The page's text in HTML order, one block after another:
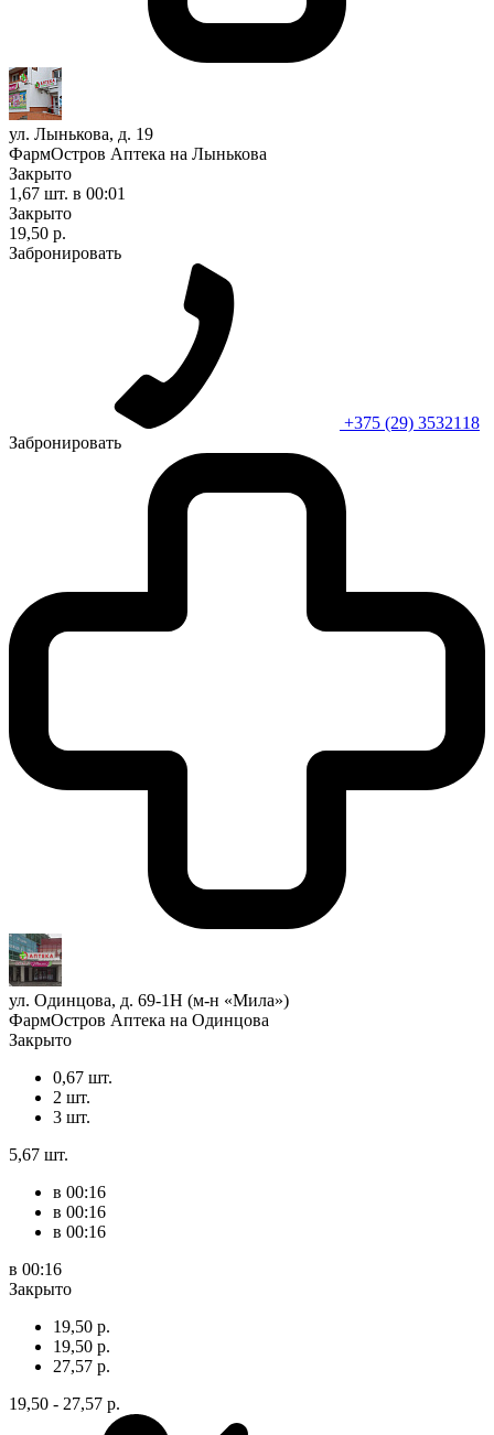
ул. Лынькова, д. 19
ФармОстров Аптека на Лынькова
Закрыто
1,67 шт. в 00:01
Закрыто
19,50 р.
Забронировать
+375 (29) 3532118
Забронировать
ул. Одинцова, д. 69-1Н (м-н «Мила»)
ФармОстров Аптека на Одинцова
Закрыто
0,67 шт.
2 шт.
3 шт.
5,67 шт.
в 00:16
в 00:16
в 00:16
в 00:16
Закрыто
19,50 р.
19,50 р.
27,57 р.
19,50 - 27,57 р.